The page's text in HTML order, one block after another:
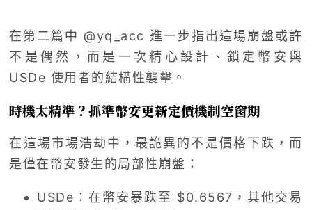
在第二篇中 @yq_acc 進一步指出這場崩盤或許
不是偶然，而是一次精心設計、鎖定幣安與
USDe 使用者的結構性襲擊。
時機太精準？抓準幣安更新定價機制空窗期
在這場市場浩劫中，最詭異的不是價格下跌，而
是僅在幣安發生的局部性崩盤：
USDe：在幣安暴跌至 $0.6567，其他交易